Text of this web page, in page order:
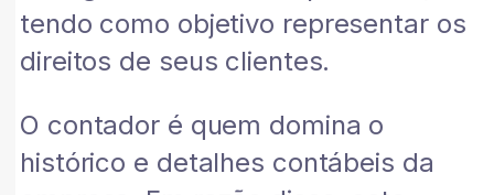
tendo como objetivo representar os
direitos de seus clientes.
O contador é quem domina o
histórico e detalhes contábeis da